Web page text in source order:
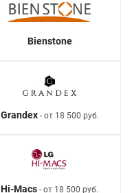
Bienstone
Grandex- от 18 500 руб.
Hi-Macs - от 18 500 руб.